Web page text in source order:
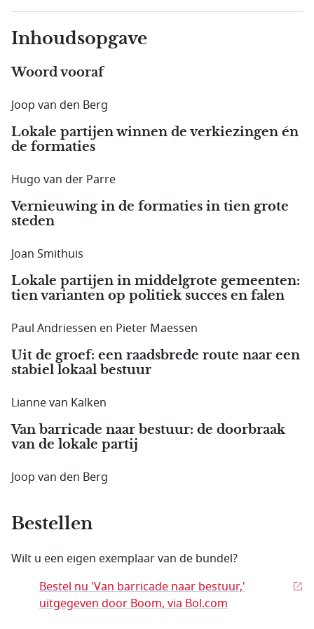
Inhoudsopgave
Woord vooraf
Joop van den Berg
Lokale partijen winnen de verkiezingen én
de formaties
Hugo van der Parre
Vernieuwing in de formaties in tien grote
steden
Joan Smithuis
Lokale partijen in middelgrote gemeenten:
tien varianten op politiek succes en falen
Paul Andriessen en Pieter Maessen
Uit de groef: een raadsbrede route naar een
stabiel lokaal bestuur
Lianne van Kalken
Van barricade naar bestuur: de doorbraak
van de lokale partij
Joop van den Berg
Bestellen
Wilt u een eigen exemplaar van de bundel?
Bestel nu 'Van barricade naar bestuur,'
uitgegeven door Boom, via Bol.com